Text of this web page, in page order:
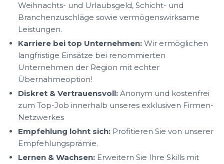
Weihnachts- und Urlaubsgeld, Schicht- und
Branchenzuschläge sowie vermögenswirksame
Leistungen.
Karriere bei top Unternehmen: Wir ermöglichen
langfristige Einsätze bei renommierten
Unternehmen der Region mit echter
Übernahmeoption!
Diskret & Vertrauensvoll: Anonym und kostenfrei
zum Top-Job innerhalb unseres exklusiven Firmen-
Netzwerkes
Empfehlung lohnt sich: Profitieren Sie von unserer
Empfehlungsprämie.
Lernen & Wachsen: Erweitern Sie Ihre Skills mit